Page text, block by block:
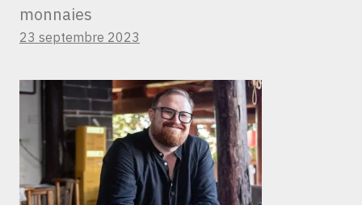
monnaies
23 septembre 2023